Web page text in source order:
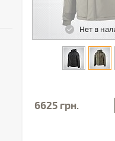
Нет в
6625 грн.